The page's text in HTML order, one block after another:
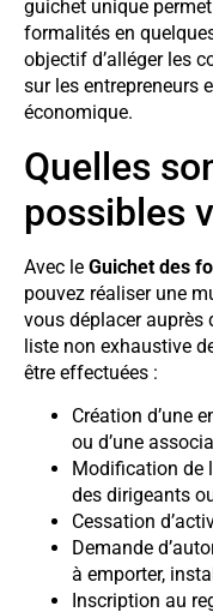
guichet unique
formalités en
objectif d’alléger les
sur les entrepreneurs
économique.
Quelles
possibles
Avec le Guichet des
pouvez réaliser une
vous déplacer auprès
liste non exhaustive
être effectuées :
Création d’une
ou d’une
Modification de
des dirigeants
Cessation
Demande
à emporter,
Inscription au